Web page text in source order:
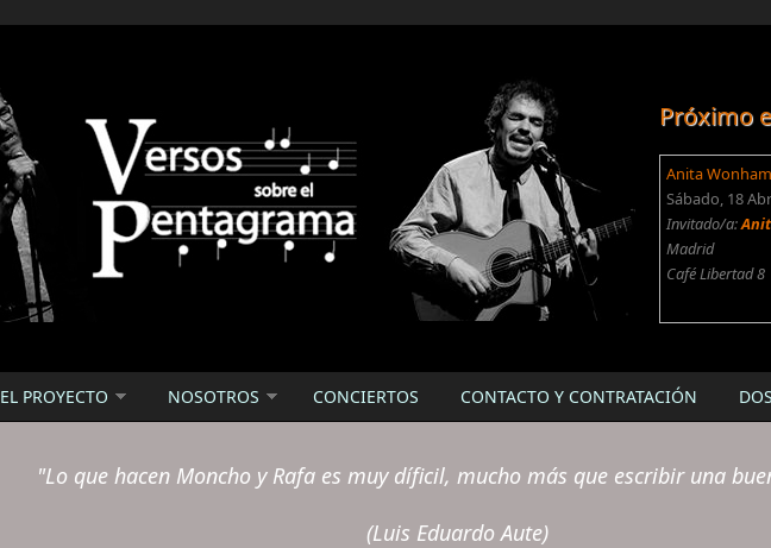
Próximo
Anita
Sábado, 18
Invitado/a:
Madrid
Café Libertad 8
EL PROYECTO NOSOTROS CONCIERTOS CONTACTO Y CONTRATACIÓN
"Lo que hacen Moncho y Rafa es muy díficil, mucho más que escribir una
(Luis Eduardo Aute)